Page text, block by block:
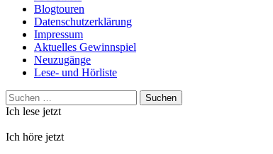
Blogtouren
Datenschutzerklärung
Impressum
Aktuelles Gewinnspiel
Neuzugänge
Lese- und Hörliste
Suchen
nach:
Ich lese jetzt
Ich höre jetzt